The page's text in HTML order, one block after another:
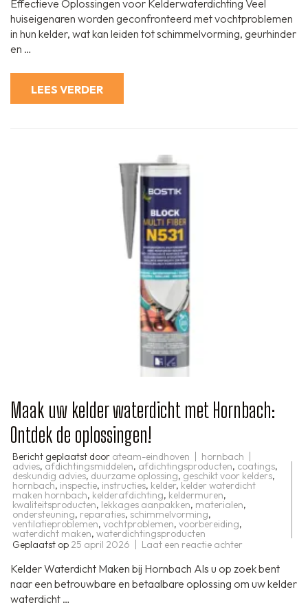
Kelder
Droog
en
Veilig
Effectieve Oplossingen voor Kelderwaterdichting Veel
huiseigenaren worden geconfronteerd met vochtproblemen
in hun kelder, wat kan leiden tot schimmelvorming, geurhinder
en …
LEES VERDER
Maak uw kelder waterdicht met Hornbach:
Ontdek de oplossingen!
Bericht geplaatst door ateam-eindhoven hornbach
advies, afdichtingsmiddelen, afdichtingsproducten, coatings,
deskundig advies, duurzame oplossing,geschikt voor kelders,
hornbach, inspectie, instructies, kelder, kelder waterdicht
maken hornbach, kelderafdichting, keldermuren,
kwaliteitsproducten, lekkages aanpakken, materialen,
ondersteuning, reparaties,schimmelvorming,
ventilatieproblemen, vochtproblemen, voorbereiding,
waterdicht maken, waterdichtingsproducten
Geplaatst op 25 april 2026 Laat een reactie achter
uw
kelder
waterdicht
met
Kelder Waterdicht Maken bij Hornbach Als u op zoek bent
naar een betrouwbare en betaalbare oplossing om uw kelder
waterdicht …